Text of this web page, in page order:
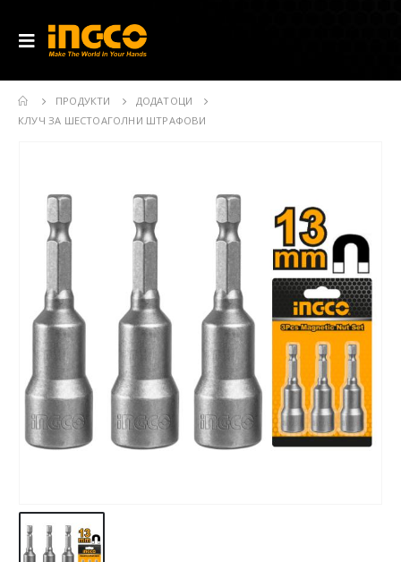
ПРОДУКТИ
ДОДАТОЦИ
КЛУЧ ЗА ШЕСТОАГОЛНИ ШТРАФОВИ